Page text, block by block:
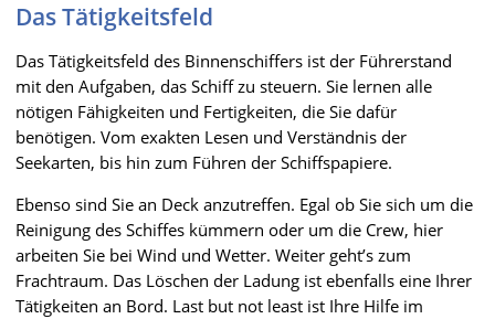
Das Tätigkeitsfeld
Das Tätigkeitsfeld des Binnenschiffers ist der Führerstand
mit den Aufgaben, das Schiff zu steuern. Sie lernen alle
nötigen Fähigkeiten und Fertigkeiten, die Sie dafür
benötigen. Vom exakten Lesen und Verständnis der
Seekarten, bis hin zum Führen der Schiffspapiere.
Ebenso sind Sie an Deck anzutreffen. Egal ob Sie sich um die
Reinigung des Schiffes kümmern oder um die Crew, hier
arbeiten Sie bei Wind und Wetter. Weiter geht’s zum
Frachtraum. Das Löschen der Ladung ist ebenfalls eine Ihrer
Tätigkeiten an Bord. Last but not least ist Ihre Hilfe im